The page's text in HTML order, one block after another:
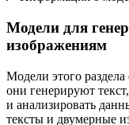
Модели для
изображениям
Модели этого
они генерируют
и анализировать
тексты и двумерные